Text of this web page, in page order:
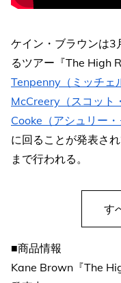
ケイン・ブラウンは3
るツアー『The High
Tenpenny（ミッチェ
McCreery（スコット
Cooke（アシュリー・
に回ることが発表さ
まで行われる。
す
■商品情報
Kane Brown『The